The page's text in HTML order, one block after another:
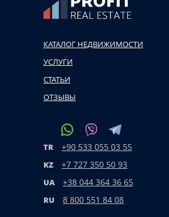
КАТАЛОГ НЕДВИЖИМОСТИ
УСЛУГИ
СТАТЬИ
ОТЗЫВЫ
TR +90 533 055 03 55
KZ +7 727 350 50 93
UA +38 044 364 36 65
RU 8 800 551 84 08